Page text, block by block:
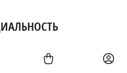
предоставляя в т.ч., но не